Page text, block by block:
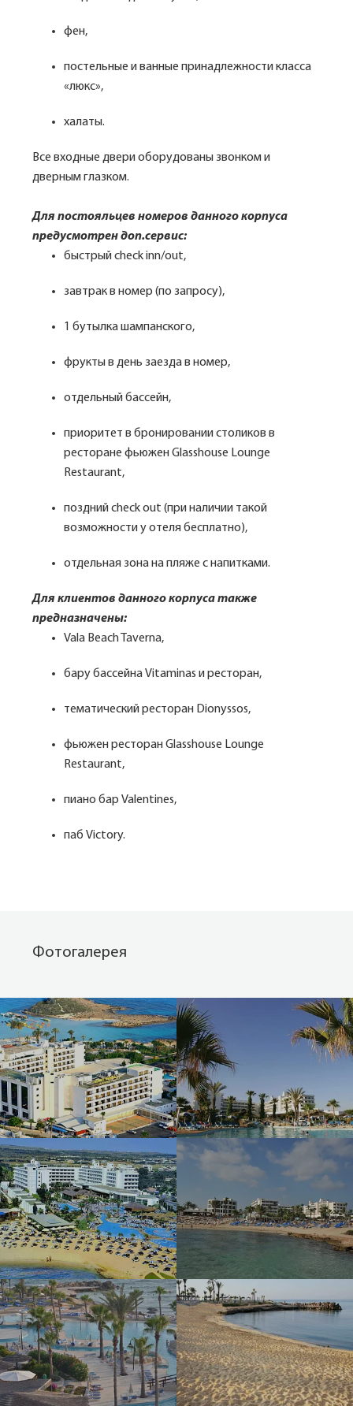
фен,
постельные и ванные принадлежности класса
«люкс»,
халаты.
Все входные двери оборудованы звонком и
дверным глазком.
Для постояльцев номеров данного корпуса
предусмотрен доп.сервис:
быстрый check inn/out,
завтрак в номер (по запросу),
1 бутылка шампанского,
фрукты в день заезда в номер,
отдельный бассейн,
приоритет в бронировании столиков в
ресторане фьюжен Glasshouse Lounge
Restaurant,
поздний check out (при наличии такой
возможности у отеля бесплатно),
отдельная зона на пляже с напитками.
Для клиентов данного корпуса также
предназначены:
Vala Beach Taverna,
бару бассейна Vitaminas и ресторан,
тематический ресторан Dionyssos,
фьюжен ресторан Glasshouse Lounge
Restaurant,
пиано бар Valentines,
паб Victory.
Фотогалерея